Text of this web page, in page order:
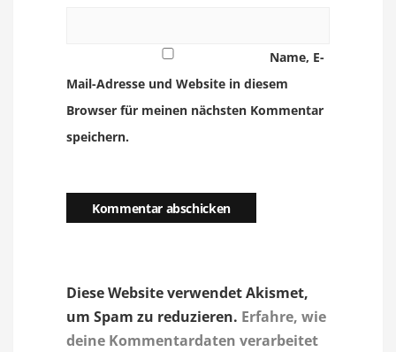
Name, E-
Mail-Adresse und Website in diesem
Browser für meinen nächsten Kommentar
speichern.
Diese Website verwendet Akismet,
um Spam zu reduzieren. Erfahre, wie
deine Kommentardaten verarbeitet